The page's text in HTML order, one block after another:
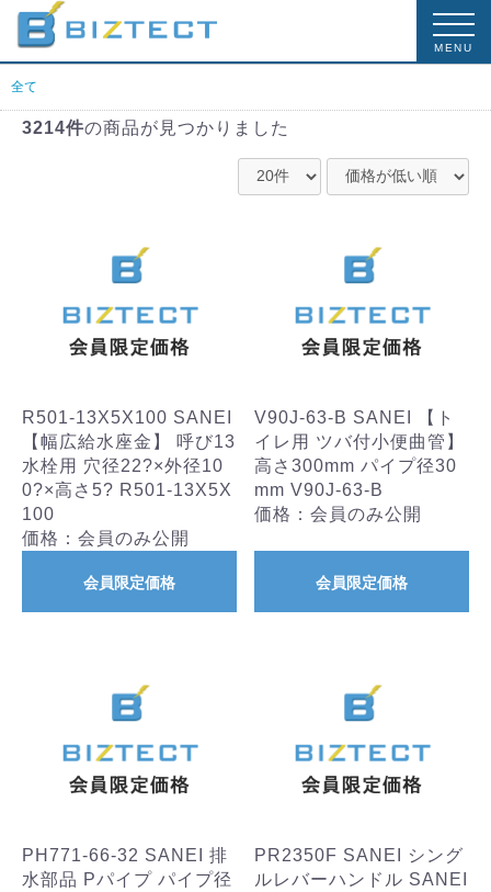
MENU
全て
3214件の商品が見つかりました
R501-13X5X100 SANEI
【幅広給水座金】 呼び13
水栓用 穴径22?×外径10
0?×高さ5? R501-13X5X
100
価格：会員のみ公開
会員限定価格
V90J-63-B SANEI 【ト
イレ用 ツバ付小便曲管】
高さ300mm パイプ径30
mm V90J-63-B
価格：会員のみ公開
会員限定価格
PH771-66-32 SANEI 排
水部品 Pパイプ パイプ径
PR2350F SANEI シング
ルレバーハンドル SANEI